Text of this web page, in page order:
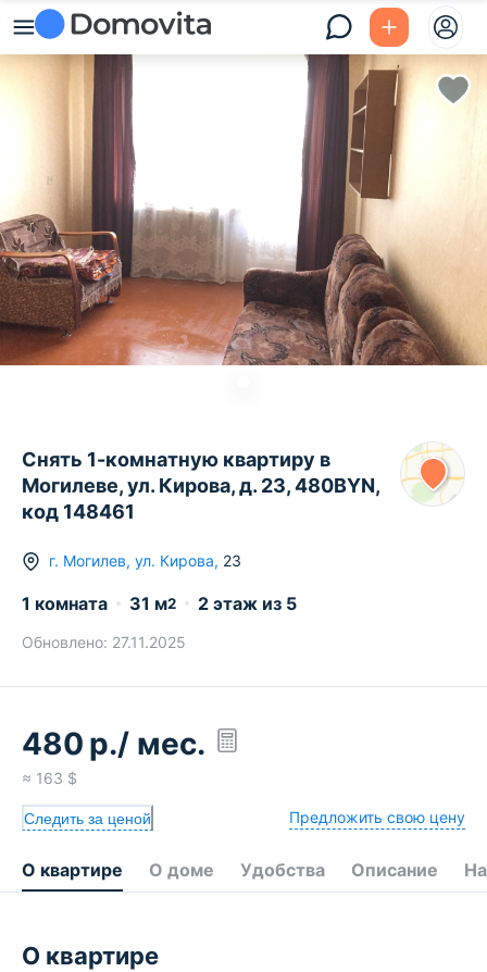
Снять 1-комнатную квартиру в
Могилеве, ул. Кирова, д. 23, 480BYN,
код 148461
г. Могилев, ул. Кирова, 23
1 комната 31 м2 2 этаж из 5
Обновлено: 27.11.2025
480 р./ мес.
≈ 163 $
Следить за ценой Предложить свою цену
О квартире О доме Удобства Описание
О квартире